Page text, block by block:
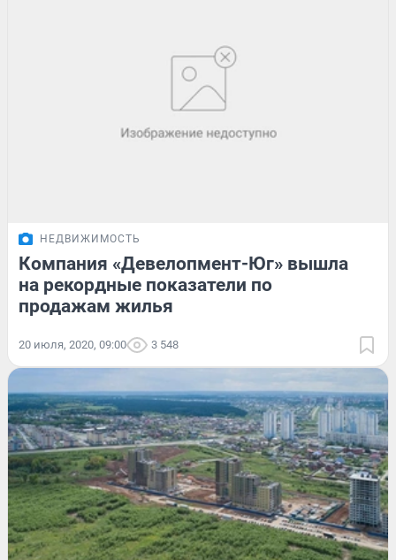
НЕДВИЖИМОСТЬ
Компания «Девелопмент-Юг» вышла
на рекордные показатели по
продажам жилья
20 июля, 2020, 09:00 3 548